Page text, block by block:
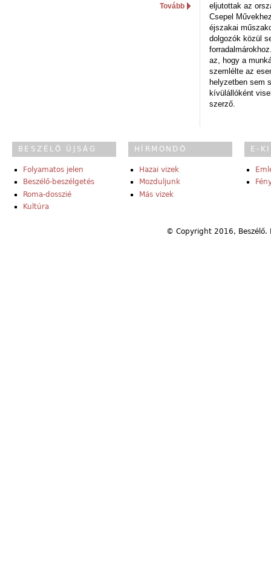
Tovább
eljutottak az
Csepel
éjszakai
dolgozók közül
az, hogy a
szemlélte az
helyzetben sem
kívülállóként
szerző.
BESZÉLŐ ÚJSÁG
Folyamatos jelen
Beszélő-beszélgetés
Roma-dosszié
Kultúra
HÍRMONDÓ
Hazai vizek
Mozduljunk
Más vizek
E-
© Copyright 2016,